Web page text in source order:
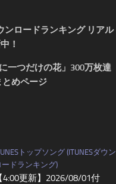
ンロードランキング リアル
！
一つだけの花」300万枚達
とめページ
トップソング (ITUNESダウン
ードランキング)
【4:00更新】2026/08/01付